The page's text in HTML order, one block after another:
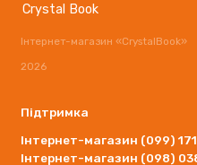
Crystal Book
Інтернет-магазин «CrystalBook»
2026
Підтримка
Інтернет-магазин (099)
Інтернет-магазин (098)